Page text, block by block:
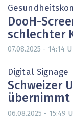
DooH-
schlechter
07.08.2025 - 14:14
Digital Signage
Schweizer
übernimmt
06.08.2025 - 15:49